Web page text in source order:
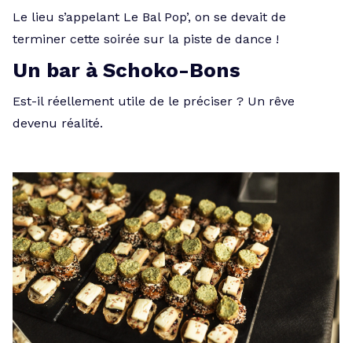
Le lieu s’appelant Le Bal Pop’, on se devait de
terminer cette soirée sur la piste de dance !
Un bar à Schoko-Bons
Est-il réellement utile de le préciser ? Un rêve
devenu réalité.